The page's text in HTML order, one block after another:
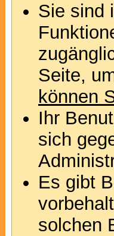
Sie sind
Seite,
können
Ihr
sich
Es gibt
solchen